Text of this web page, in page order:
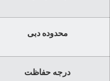
محدوده دبی
درجه حفاظت